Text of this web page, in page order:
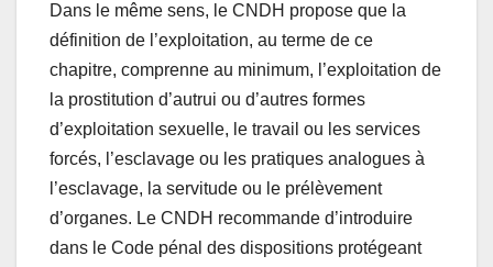
Dans le même sens, le CNDH propose que la
définition de l’exploitation, au terme de ce
chapitre, comprenne au minimum, l’exploitation de
la prostitution d’autrui ou d’autres formes
d’exploitation sexuelle, le travail ou les services
forcés, l’esclavage ou les pratiques analogues à
l’esclavage, la servitude ou le prélèvement
d’organes. Le CNDH recommande d’introduire
dans le Code pénal des dispositions protégeant